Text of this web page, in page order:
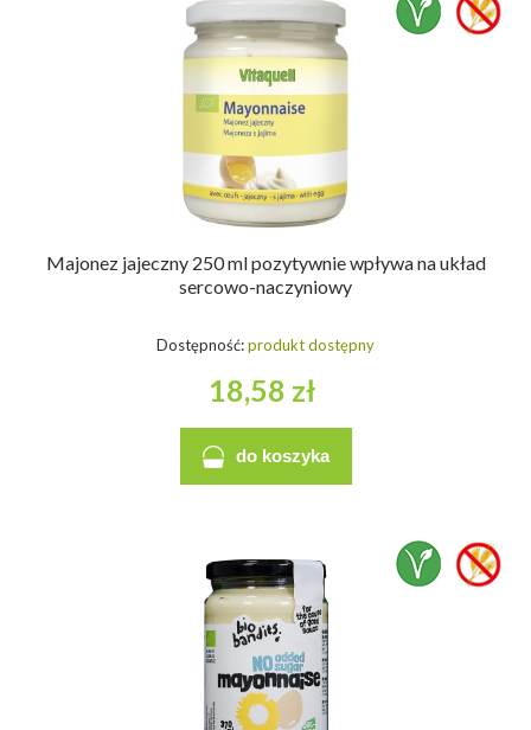
Majonez jajeczny 250 ml pozytywnie wpływa na układ
sercowo-naczyniowy
Dostępność:produkt dostępny
18,58 zł
do koszyka